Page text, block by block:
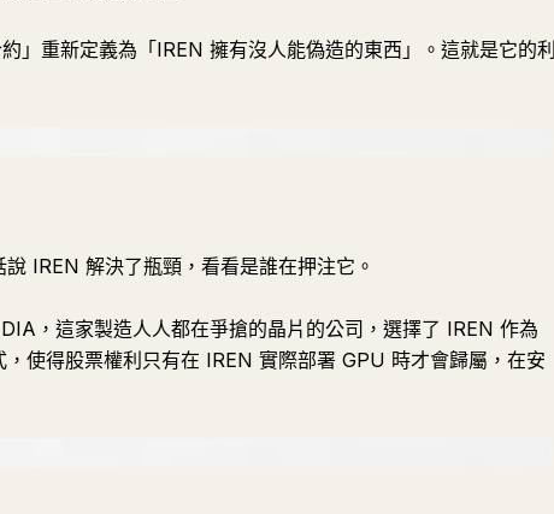
」重新定義為「IREN 擁有沒人能偽造的東西」。這就是它的利
IREN 解決了瓶頸，看看是誰在押注它。
，這家製造人人都在爭搶的晶片的公司，選擇了 IREN 作為
使得股票權利只有在 IREN 實際部署 GPU 時才會歸屬，在安